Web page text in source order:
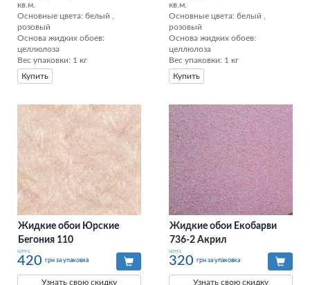
кв.м.
Основные цвета: белый ,
розовый
Основа жидких обоев:
целлюлоза
Вес упаковки: 1 кг
Купить
кв.м.
Основные цвета: белый ,
розовый
Основа жидких обоев:
целлюлоза
Вес упаковки: 1 кг
Купить
Жидкие обои Юрские
Бегония 110
цена
420 грн за упаковка
Узнать свою скидку
Жидкие обои Екобарви
736-2 Акрил
цена
320 грн за упаковка
Узнать свою скидку